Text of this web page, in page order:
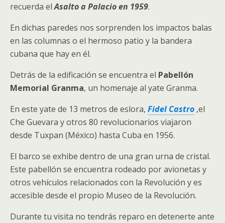
recuerda elAsalto a Palacio en 1959.
En dichas paredes nos sorprenden los impactos balas
en las columnas o el hermoso patio y la bandera
cubana que hay en él.
Detrás de la edificación se encuentra el Pabellón
Memorial Granma, un homenaje al yate Granma.
En este yate de 13 metros de eslora, Fidel Castro ,el
Che Guevara y otros 80 revolucionarios viajaron
desde Tuxpan (México) hasta Cuba en 1956.
El barco se exhibe dentro de una gran urna de cristal.
Este pabellón se encuentra rodeado por avionetas y
otros vehículos relacionados con la Revolución y es
accesible desde el propio Museo de la Revolución.
Durante tu visita no tendrás reparo en detenerte ante